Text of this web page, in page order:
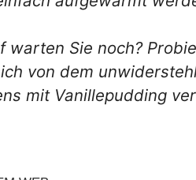
warten Sie noch?
von dem
mit Vanillepudding